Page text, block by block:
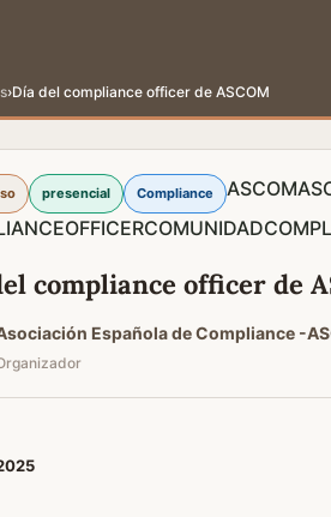
›Día del compliance officer de ASCOM
presencial Compliance ASCOM
compliance officer de
Española de Compliance -